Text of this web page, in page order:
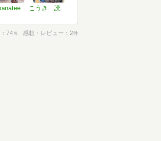
こうき 読書苦手だけど目指せ3万頁
74％ 感想・レビュー 2件